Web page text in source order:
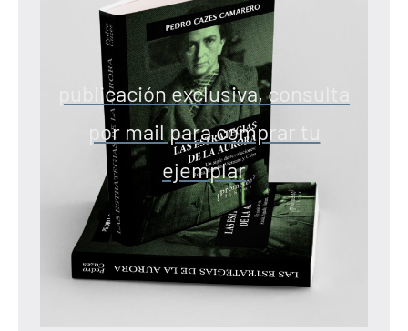
publicación exclusiva, consulta
por mail para comprar tu
ejemplar